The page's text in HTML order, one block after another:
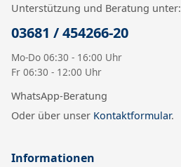
Unterstützung und Beratung unter:
03681 / 454266-20
Mo-Do 06:30 - 16:00 Uhr
Fr 06:30 - 12:00 Uhr
WhatsApp-Beratung
Oder über unser Kontaktformular.
Informationen